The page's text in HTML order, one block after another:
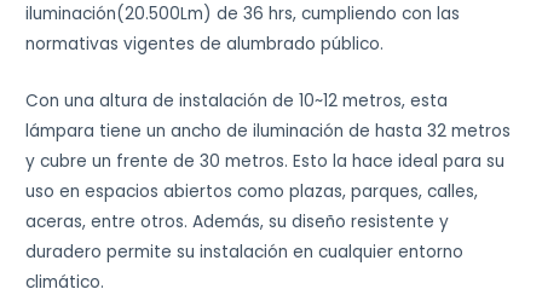
iluminación(20.500Lm) de 36 hrs, cumpliendo con las
normativas vigentes de alumbrado público.
Con una altura de instalación de 10~12 metros, esta
lámpara tiene un ancho de iluminación de hasta 32 metros
y cubre un frente de 30 metros. Esto la hace ideal para su
uso en espacios abiertos como plazas, parques, calles,
aceras, entre otros. Además, su diseño resistente y
duradero permite su instalación en cualquier entorno
climático.